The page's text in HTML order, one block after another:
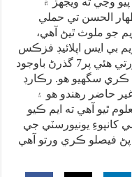
الحسن تي حملي
جو ملوث ٿيڻ آهي،
بي ايس اپلائيڊ فزڪس
جو شاگرد هو. جنهن 2010ع ۾ داخله ورتي هئي پر7 گذرڻ باوجود
ڪري سگهيو هو. رڪارڊ
حاضر رهندو هو ۽
ٿيو آهي ته ايم ڪيو
کانپوءِ يونيورسٽي جي